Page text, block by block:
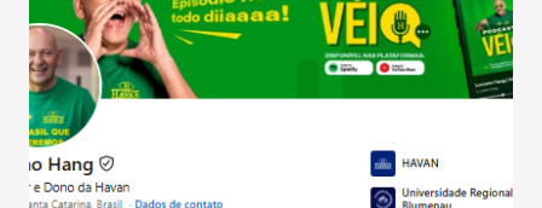
país tem a menor taxa de desemprego dos anos recentes.
Ainda segundo a Pesquisa, em novembro de 2025, 40% dos
bares e restaurantes operaram com lucro e outros 40%
registraram equilíbrio financeiro. Já o percentual de
estabelecimentos no prejuízo ficou em 19%, pouco abaixo
do observado no mês anterior. Outros 1% não existiam em